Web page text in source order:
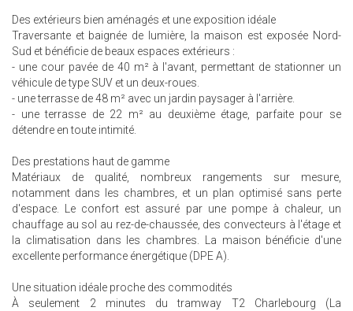
Des extérieurs bien aménagés et une exposition idéale
Traversante et baignée de lumière, la maison est exposée Nord-
Sud et bénéficie de beaux espaces extérieurs :
- une cour pavée de 40 m² à l'avant, permettant de stationner un
véhicule de type SUV et un deux-roues.
- une terrasse de 48 m² avec un jardin paysager à l'arrière.
- une terrasse de 22 m² au deuxième étage, parfaite pour se
détendre en toute intimité.
Des prestations haut de gamme
Matériaux de qualité, nombreux rangements sur mesure,
notamment dans les chambres, et un plan optimisé sans perte
d'espace. Le confort est assuré par une pompe à chaleur, un
chauffage au sol au rez-de-chaussée, des convecteurs à l'étage et
la climatisation dans les chambres. La maison bénéficie d'une
excellente performance énergétique (DPE A).
Une situation idéale proche des commodités
À seulement 2 minutes du tramway T2 Charlebourg (La